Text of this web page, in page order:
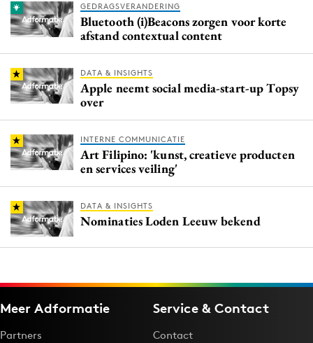
GEDRAGSVERANDERING
Bluetooth (i)Beacons zorgen voor korte
afstand contextual content
DATA & INSIGHTS
Apple neemt social media-start-up Topsy
over
INTERNE COMMUNICATIE
Art Filipino: 'kunst, creatieve producten
en services veiling'
DATA & INSIGHTS
Nominaties Loden Leeuw bekend
Meer Adformatie
Partners
Service & Contact
Contact